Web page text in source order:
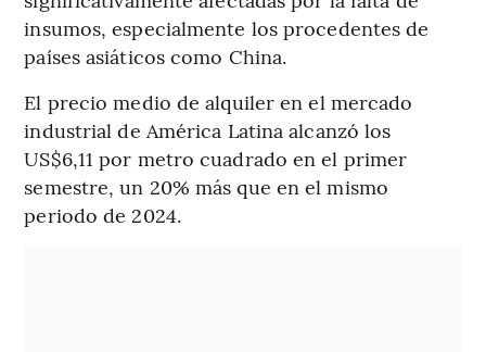
insumos, especialmente los procedentes de
países asiáticos como China.
El precio medio de alquiler en el mercado
industrial de América Latina alcanzó los
US$6,11 por metro cuadrado en el primer
semestre, un 20% más que en el mismo
periodo de 2024.